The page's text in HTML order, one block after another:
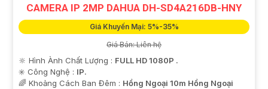
CAMERA IP 2MP DAHUA DH-SD4A216DB-HNY
Giá Khuyến Mại: 5%-35%
Giá Bán: Liên hệ
🔆 Hình Ành Chất Lượng : FULL HD 1080P .
✳️ Công Nghệ : IP.
🌈 Khoảng Cách Ban Đêm : Hồng Ngoại 10m Hồng Ngoại